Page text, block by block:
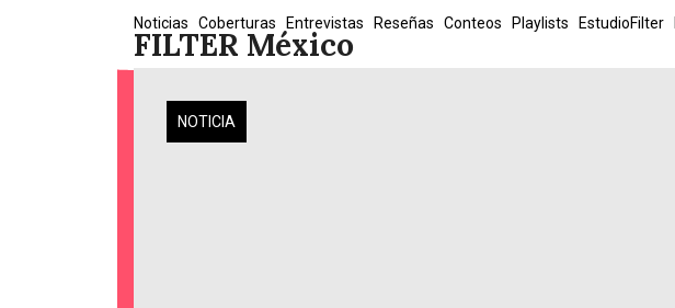
FILTER México
Noticias Coberturas Entrevistas Reseñas Conteos Playlists EstudioFilter
NOTICIA